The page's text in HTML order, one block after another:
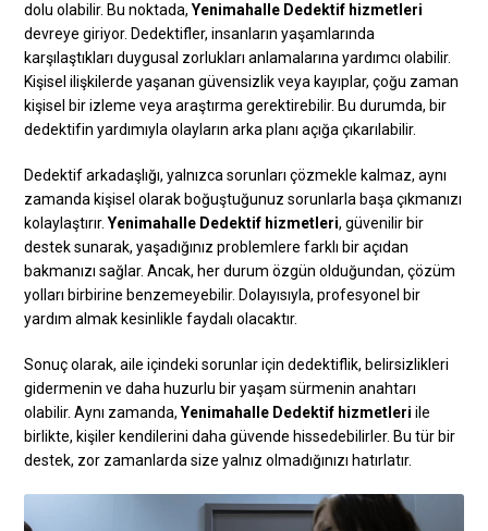
dolu olabilir. Bu noktada,Yenimahalle Dedektif hizmetleri
devreye giriyor. Dedektifler, insanların yaşamlarında
karşılaştıkları duygusal zorlukları anlamalarına yardımcı olabilir.
Kişisel ilişkilerde yaşanan güvensizlik veya kayıplar, çoğu zaman
kişisel bir izleme veya araştırma gerektirebilir. Bu durumda, bir
dedektifin yardımıyla olayların arka planı açığa çıkarılabilir.
Dedektif arkadaşlığı, yalnızca sorunları çözmekle kalmaz, aynı
zamanda kişisel olarak boğuştuğunuz sorunlarla başa çıkmanızı
kolaylaştırır.Yenimahalle Dedektif hizmetleri, güvenilir bir
destek sunarak, yaşadığınız problemlere farklı bir açıdan
bakmanızı sağlar. Ancak, her durum özgün olduğundan, çözüm
yolları birbirine benzemeyebilir. Dolayısıyla, profesyonel bir
yardım almak kesinlikle faydalı olacaktır.
Sonuç olarak, aile içindeki sorunlar için dedektiflik, belirsizlikleri
gidermenin ve daha huzurlu bir yaşam sürmenin anahtarı
olabilir. Aynı zamanda,Yenimahalle Dedektif hizmetleri ile
birlikte, kişiler kendilerini daha güvende hissedebilirler. Bu tür bir
destek, zor zamanlarda size yalnız olmadığınızı hatırlatır.